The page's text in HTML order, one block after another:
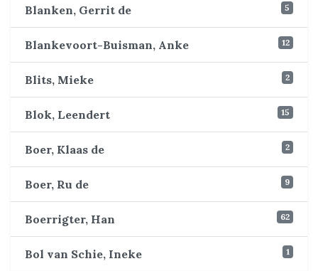
Blanken, Gerrit de 5
Blankevoort-Buisman, Anke 12
Blits, Mieke 2
Blok, Leendert 15
Boer, Klaas de 2
Boer, Ru de 9
Boerrigter, Han 62
Bol van Schie, Ineke 1